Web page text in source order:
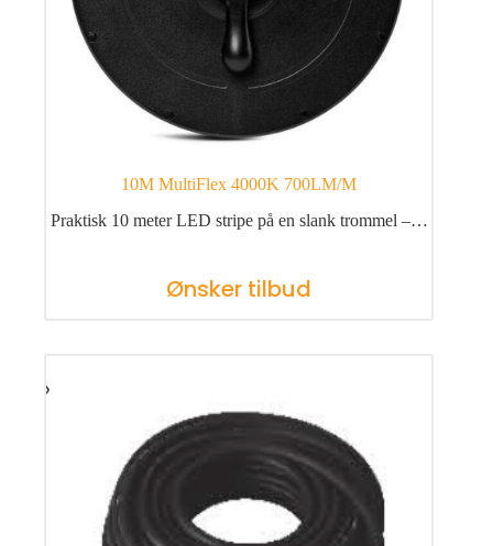
10M MultiFlex 4000K 700LM/M
Praktisk 10 meter LED stripe på en slank trommel –…
Ønsker tilbud